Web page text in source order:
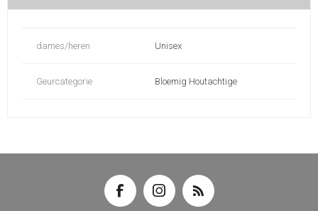
dames/heren Unisex
Geurcategorie Bloemig Houtachtige